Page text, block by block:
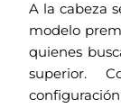
A la cabeza
modelo
quienes
superior.
configuración